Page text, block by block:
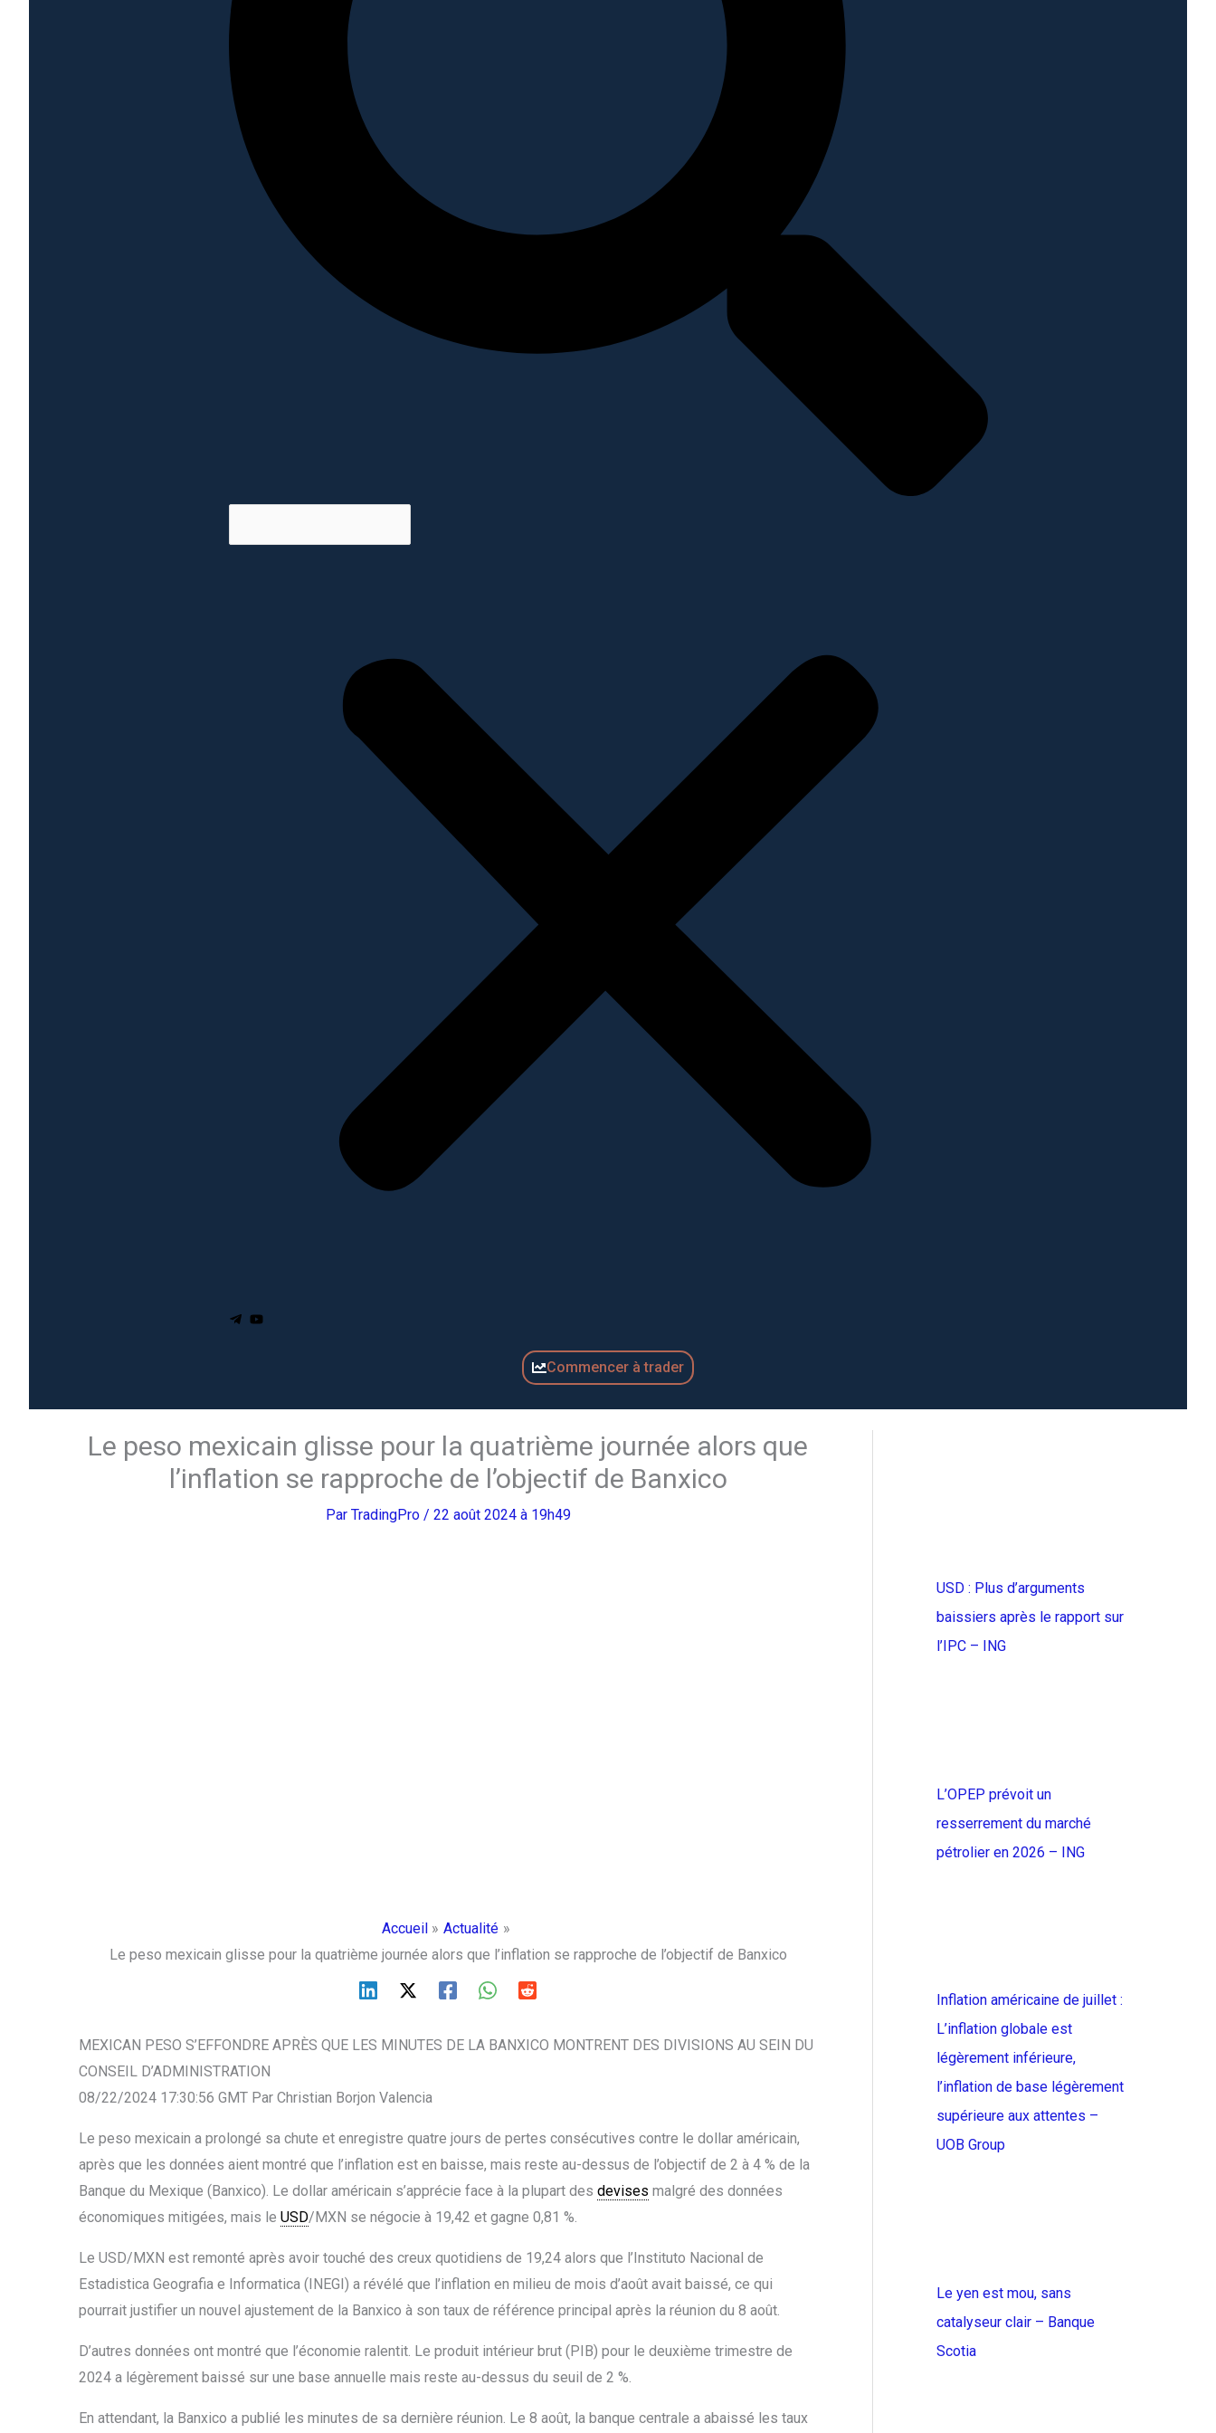
Commencer à trader
Le peso mexicain glisse pour la quatrième journée alors que
l’inflation se rapproche de l’objectif de Banxico
Par TradingPro / 22 août 2024 à 19h49
Accueil
Actualité
Le peso mexicain glisse pour la quatrième journée alors que l’inflation se rapproche de l’objectif de Banxico
MEXICAN PESO S’EFFONDRE APRÈS QUE LES MINUTES DE LA BANXICO MONTRENT DES DIVISIONS AU SEIN DU
CONSEIL D’ADMINISTRATION
08/22/2024 17:30:56 GMT Par Christian Borjon Valencia
Le peso mexicain a prolongé sa chute et enregistre quatre jours de pertes consécutives contre le dollar américain,
après que les données aient montré que l’inflation est en baisse, mais reste au-dessus de l’objectif de 2 à 4 % de la
Banque du Mexique (Banxico). Le dollar américain s’apprécie face à la plupart des devises malgré des données
économiques mitigées, mais le USD/MXN se négocie à 19,42 et gagne 0,81 %.
Le USD/MXN est remonté après avoir touché des creux quotidiens de 19,24 alors que l’Instituto Nacional de
Estadistica Geografia e Informatica (INEGI) a révélé que l’inflation en milieu de mois d’août avait baissé, ce qui
pourrait justifier un nouvel ajustement de la Banxico à son taux de référence principal après la réunion du 8 août.
D’autres données ont montré que l’économie ralentit. Le produit intérieur brut (PIB) pour le deuxième trimestre de
2024 a légèrement baissé sur une base annuelle mais reste au-dessus du seuil de 2 %.
En attendant, la Banxico a publié les minutes de sa dernière réunion. Le 8 août, la banque centrale a abaissé les taux
USD : Plus d’arguments
baissiers après le rapport sur
l’IPC – ING
L’OPEP prévoit un
resserrement du marché
pétrolier en 2026 – ING
Inflation américaine de juillet :
L’inflation globale est
légèrement inférieure,
l’inflation de base légèrement
supérieure aux attentes –
UOB Group
Le yen est mou, sans
catalyseur clair – Banque
Scotia